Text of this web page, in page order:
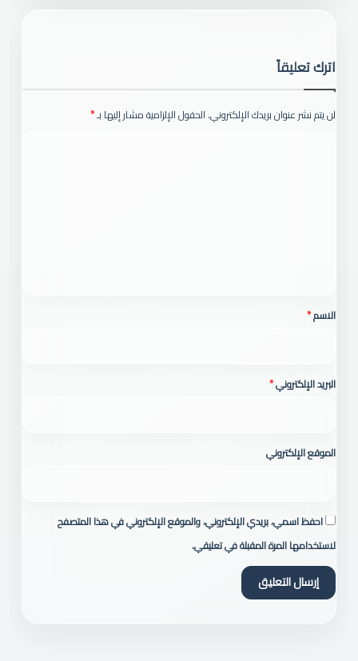
اترك تعليقاً
لن يتم نشر عنوان بريدك الإلكتروني. الحقول الإلزامية مشار إليها بـ*
*
الاسم*
البريد الإلكتروني*
الموقع الإلكتروني
احفظ اسمي، بريدي الإلكتروني، والموقع الإلكتروني في هذا المتصفح
لاستخدامها المرة المقبلة في تعليقي.